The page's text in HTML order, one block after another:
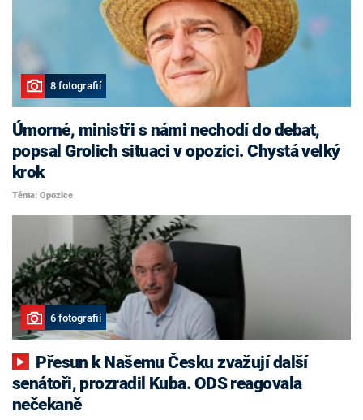
8 fotografií
Úmorné, ministři s námi nechodí do debat,
popsal Grolich situaci v opozici. Chystá velký
krok
Téma: Opozice
6 fotografií
senátoři, prozradil Kuba. ODS reagovala
nečekaně